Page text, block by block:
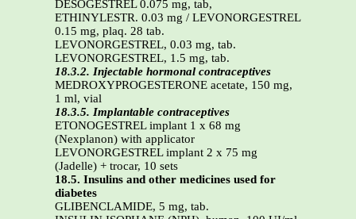
DESOGESTREL 0.075 mg, tab,
ETHINYLESTR. 0.03 mg / LEVONORGESTREL
0.15 mg, plaq. 28 tab.
LEVONORGESTREL, 0.03 mg, tab.
LEVONORGESTREL, 1.5 mg, tab.
18.3.2. Injectable hormonal contraceptives
MEDROXYPROGESTERONE acetate, 150 mg,
1 ml, vial
18.3.5. Implantable contraceptives
ETONOGESTREL implant 1 x 68 mg
(Nexplanon) with applicator
LEVONORGESTREL implant 2 x 75 mg
(Jadelle) + trocar, 10 sets
18.5. Insulins and other medicines used for
diabetes
GLIBENCLAMIDE, 5 mg, tab.